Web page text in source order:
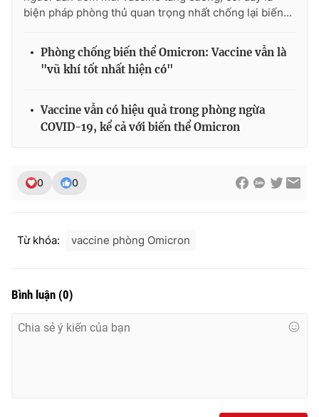
THỜI BÁO VTV
Theo dõi báo trên
Cơ quan chủ quản:
Cơ quan báo chí:
Ðiện thoại Thời báo VTV:024.66 897 897
biện pháp phòng thủ quan trọng nhất chống lại biến...
Phòng chống biến thể Omicron: Vaccine vẫn là
"vũ khí tốt nhất hiện có"
Vaccine vẫn có hiệu quả trong phòng ngừa
COVID-19, kể cả với biến thể Omicron
0 0
Từ khóa: vaccine phòng Omicron
Bình luận (0)